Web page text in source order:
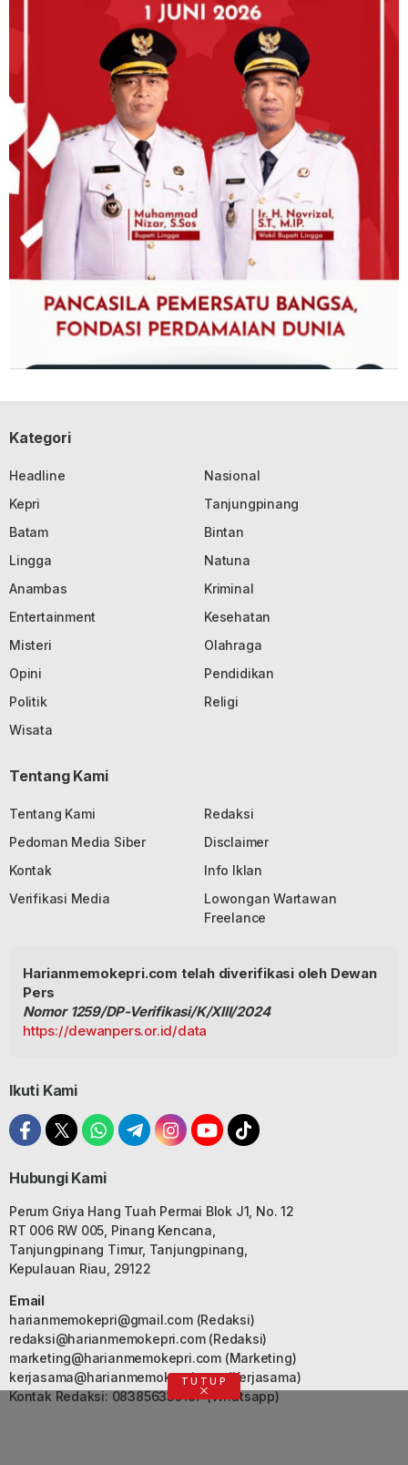
Kategori
Headline
Nasional
Kepri
Tanjungpinang
Batam
Bintan
Lingga
Natuna
Anambas
Kriminal
Entertainment
Kesehatan
Misteri
Olahraga
Opini
Pendidikan
Politik
Religi
Wisata
Tentang Kami
Tentang Kami
Redaksi
Pedoman Media Siber
Disclaimer
Kontak
Info Iklan
Verifikasi Media
Lowongan Wartawan
Freelance
Harianmemokepri.com telah diverifikasi oleh Dewan
Pers
Nomor 1259/DP-Verifikasi/K/XIII/2024
https://dewanpers.or.id/data
Ikuti Kami
Hubungi Kami
Perum Griya Hang Tuah Permai Blok J1, No. 12
RT 006 RW 005, Pinang Kencana,
Tanjungpinang Timur, Tanjungpinang,
Kepulauan Riau, 29122
Email
harianmemokepri@gmail.com(Redaksi)
redaksi@harianmemokepri.com(Redaksi)
marketing@harianmemokepri.com(Marketing)
kerjasama@harianmemokepri.com(Kerjasama)
Kontak Redaksi: 083856335187 (Whatsapp)
TUTUP